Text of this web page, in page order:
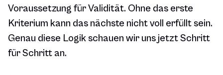
Voraussetzung für Validität. Ohne das erste
Kriterium kann das nächste nicht voll erfüllt sein.
Genau diese Logik schauen wir uns jetzt Schritt
für Schritt an.